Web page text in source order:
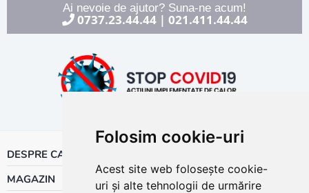
Folosim cookie-uri
Acest site web folosește cookie-
uri și alte tehnologii de urmărire
Ai nevoie de ajutor? Suna-ne acum!
0737.23.44.44| 021.411.44.44
DESPRE CALOR
MAGAZIN